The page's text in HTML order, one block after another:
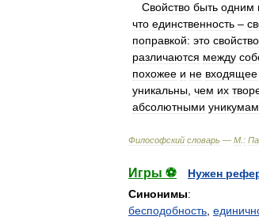
Свойство быть одним
что единственность –
поправкой: это свойство
различаются между
похожее и не входящее
уникальны чем их
абсолютными
Философский словарь — М :
Игры ⚽
Нужен
Синонимы:
бесподобность